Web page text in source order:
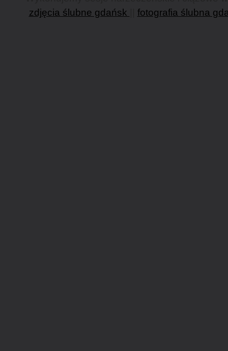
zdjęcia ślubne gdańsk
fotografia ślubna